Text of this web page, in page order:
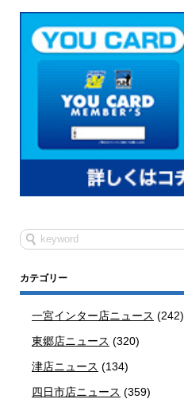
カテゴリー
一宮インター店ニュース (242)
東郷店ニュース (320)
津店ニュース (134)
四日市店ニュース (359)